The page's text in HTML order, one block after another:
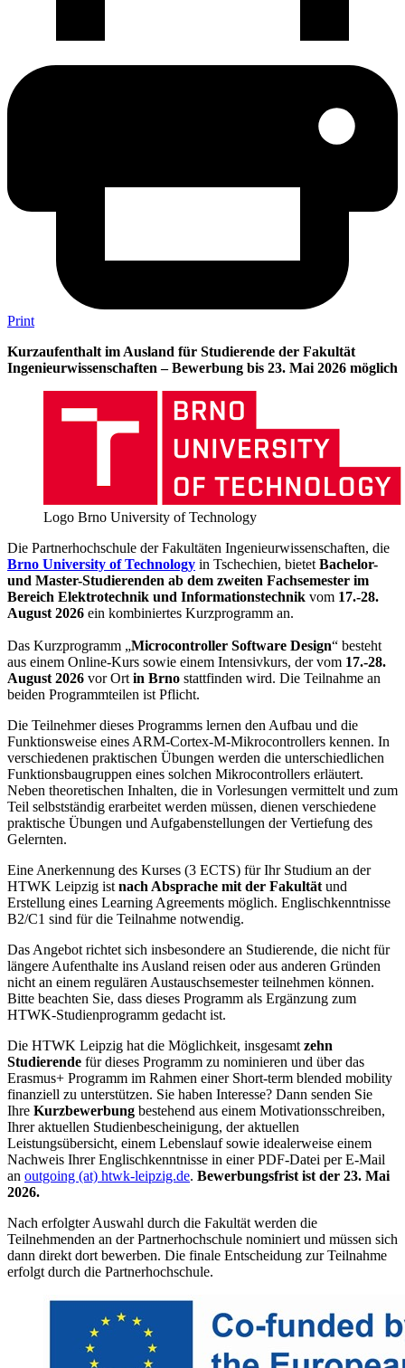
Print
Kurzaufenthalt im Ausland für Studierende der Fakultät
Ingenieurwissenschaften – Bewerbung bis 23. Mai 2026 möglich
Logo Brno University of Technology
Die Partnerhochschule der Fakultäten Ingenieurwissenschaften, die
Brno University of Technology in Tschechien, bietet Bachelor-
und Master-Studierenden ab dem zweiten Fachsemester im
Bereich Elektrotechnik und Informationstechnik vom 17.-28.
August 2026 ein kombiniertes Kurzprogramm an.
Das Kurzprogramm „Microcontroller Software Design“ besteht
aus einem Online-Kurs sowie einem Intensivkurs, der vom 17.-28.
August 2026 vor Ort in Brno stattfinden wird. Die Teilnahme an
beiden Programmteilen ist Pflicht.
Die Teilnehmer dieses Programms lernen den Aufbau und die
Funktionsweise eines ARM-Cortex-M-Mikrocontrollers kennen. In
verschiedenen praktischen Übungen werden die unterschiedlichen
Funktionsbaugruppen eines solchen Mikrocontrollers erläutert.
Neben theoretischen Inhalten, die in Vorlesungen vermittelt und zum
Teil selbstständig erarbeitet werden müssen, dienen verschiedene
praktische Übungen und Aufgabenstellungen der Vertiefung des
Gelernten.
Eine Anerkennung des Kurses (3 ECTS) für Ihr Studium an der
HTWK Leipzig ist nach Absprache mit der Fakultät und
Erstellung eines Learning Agreements möglich. Englischkenntnisse
B2/C1 sind für die Teilnahme notwendig.
Das Angebot richtet sich insbesondere an Studierende, die nicht für
längere Aufenthalte ins Ausland reisen oder aus anderen Gründen
nicht an einem regulären Austauschsemester teilnehmen können.
Bitte beachten Sie, dass dieses Programm als Ergänzung zum
HTWK-Studienprogramm gedacht ist.
Die HTWK Leipzig hat die Möglichkeit, insgesamt zehn
Studierende für dieses Programm zu nominieren und über das
Erasmus+ Programm im Rahmen einer Short-term blended mobility
finanziell zu unterstützen. Sie haben Interesse? Dann senden Sie
Ihre Kurzbewerbung bestehend aus einem Motivationsschreiben,
Ihrer aktuellen Studienbescheinigung, der aktuellen
Leistungsübersicht, einem Lebenslauf sowie idealerweise einem
Nachweis Ihrer Englischkenntnisse in einer PDF-Datei per E-Mail
an outgoing (at) htwk-leipzig.de. Bewerbungsfrist ist der 23. Mai
2026.
Nach erfolgter Auswahl durch die Fakultät werden die
Teilnehmenden an der Partnerhochschule nominiert und müssen sich
dann direkt dort bewerben. Die finale Entscheidung zur Teilnahme
erfolgt durch die Partnerhochschule.